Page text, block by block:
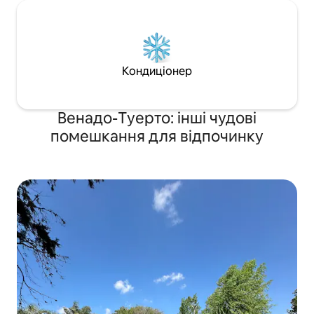
Кондиціонер
Венадо-Туерто: інші чудові
помешкання для відпочинку